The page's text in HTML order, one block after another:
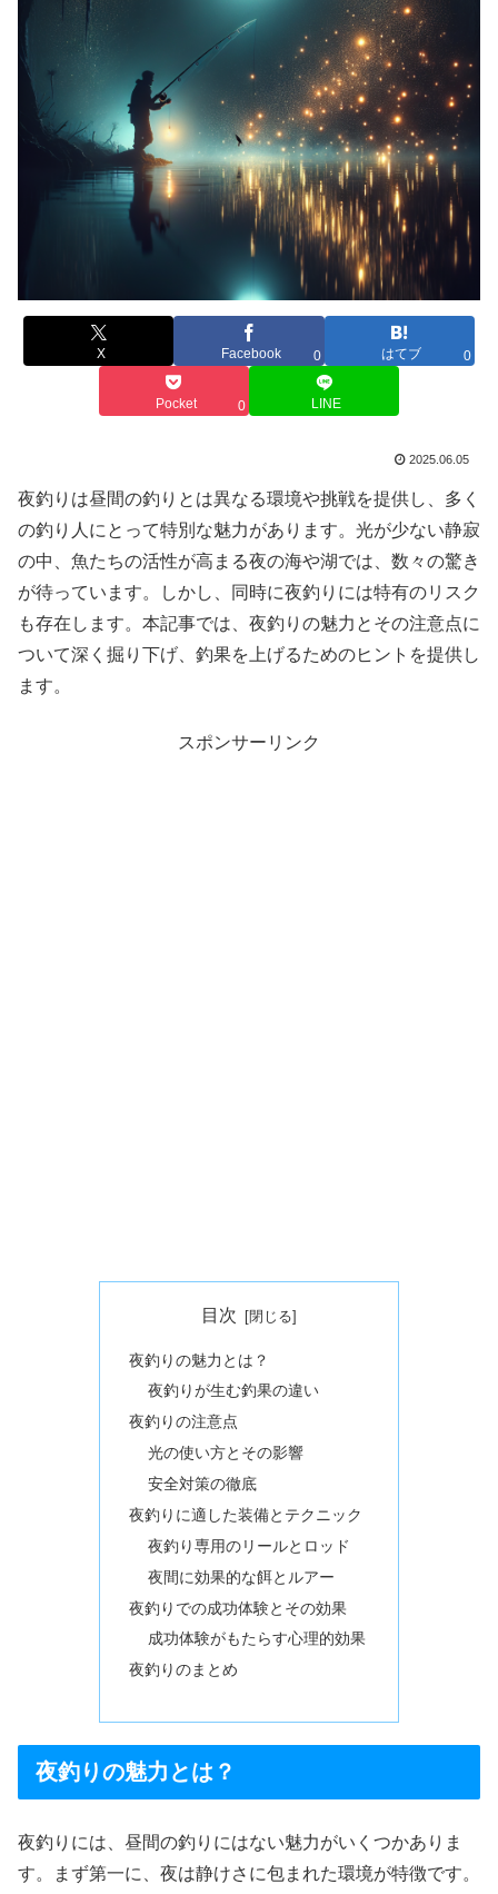
X Facebook 0 はてブ 0
Pocket 0 LINE
2025.06.05
夜釣りは昼間の釣りとは異なる環境や挑戦を提供し、多く
の釣り人にとって特別な魅力があります。光が少ない静寂
の中、魚たちの活性が高まる夜の海や湖では、数々の驚き
が待っています。しかし、同時に夜釣りには特有のリスク
も存在します。本記事では、夜釣りの魅力とその注意点に
ついて深く掘り下げ、釣果を上げるためのヒントを提供し
ます。
スポンサーリンク
目次
夜釣りの魅力とは？
夜釣りが生む釣果の違い
夜釣りの注意点
光の使い方とその影響
安全対策の徹底
夜釣りに適した装備とテクニック
夜釣り専用のリールとロッド
夜間に効果的な餌とルアー
夜釣りでの成功体験とその効果
成功体験がもたらす心理的効果
夜釣りのまとめ
夜釣りの魅力とは？
夜釣りには、昼間の釣りにはない魅力がいくつかありま
す。まず第一に、夜は静けさに包まれた環境が特徴です。